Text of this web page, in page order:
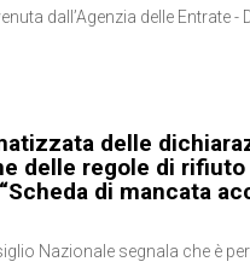
dall’Agenzia delle Entrate
delle
delle regole di
di mancata
Nazionale segnala che è